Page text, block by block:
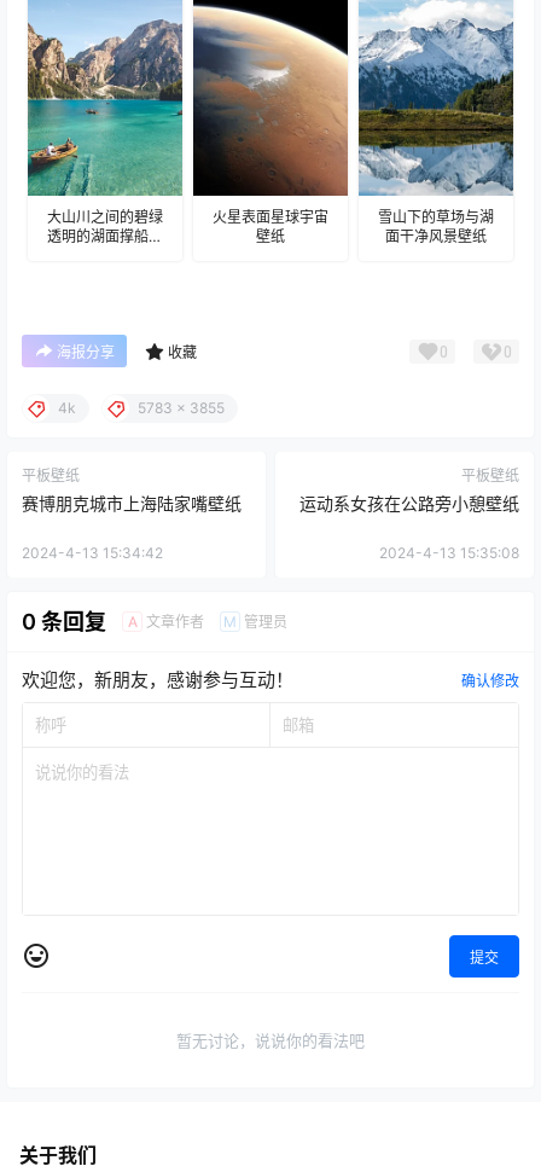
大山川之间的碧绿
透明的湖面撑船壁
火星表面星球宇宙
壁纸
雪山下的草场与湖
面干净风景壁纸
海报分享 收藏 0 0
4k 5783 x 3855
平板壁纸
赛博朋克城市上海陆家嘴壁纸
2024-4-13 15:34:42
平板壁纸
运动系女孩在公路旁小憩壁纸
2024-4-13 15:35:08
0 条回复 A 文章作者 M 管理员
欢迎您，新朋友，感谢参与互动！ 确认修改
提交
暂无讨论，说说你的看法吧
关于我们